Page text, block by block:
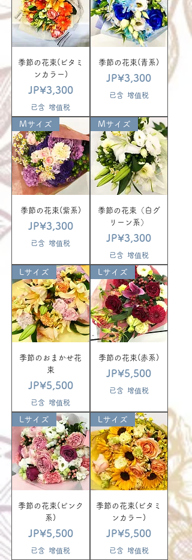
季節の花束(ビタミ
ンカラー)
價格
JP¥3,300
已含 增值税
季節の花束(青系)
價格
JP¥3,300
已含 增值税
Mサイズ
季節の花束(紫系)
價格
JP¥3,300
已含 增值税
Mサイズ
季節の花束（白グ
リーン系）
價格
JP¥3,300
已含 增值税
Lサイズ
季節のおまかせ花
束
價格
JP¥5,500
已含 增值税
Lサイズ
季節の花束(赤系)
價格
JP¥5,500
已含 增值税
Lサイズ
季節の花束(ピンク
系)
價格
JP¥5,500
已含 增值税
Lサイズ
季節の花束(ビタミ
ンカラー)
價格
JP¥5,500
已含 增值税